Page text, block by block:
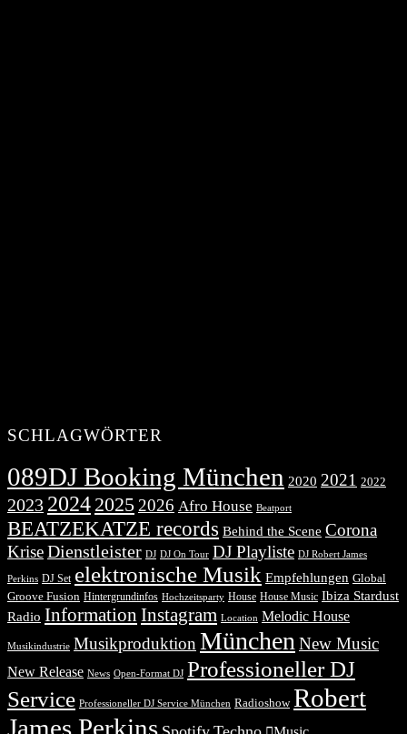
SCHLAGWÖRTER
089DJ Booking München 2020 2021 2022
2023 2024 2025 2026 Afro House Beatport
BEATZEKATZE records Behind the Scene Corona
KriseDienstleister DJ DJ On Tour DJ Playliste DJ Robert James
Perkins DJ Set elektronische Musik Empfehlungen Global
Groove Fusion Hintergrundinfos Hochzeitsparty House House Music Ibiza Stardust
Radio Information Instagram Location Melodic House
Musikindustrie Musikproduktion München New Music
New Release News Open-Format DJ Professioneller DJ
Service Professioneller DJ Service München Radioshow Robert
James Perkins